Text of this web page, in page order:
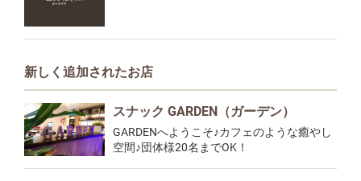
新しく追加されたお店
スナック GARDEN（ガーデン）
GARDENへようこそ♪カフェのような癒やし
空間♪団体様20名までOK！